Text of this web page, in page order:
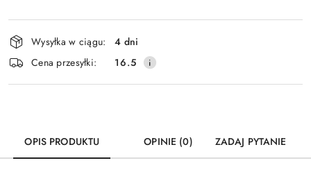
Dostępność
i
dostawa
Wysyłka w ciągu:
4 dni
Cena przesyłki:
16.5
OPIS PRODUKTU OPINIE (0) ZADAJ PYTANIE